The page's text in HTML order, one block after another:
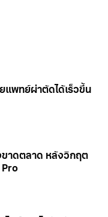
แพทย์ผ่าตัดได้เร็วขึ้น
ขาดตลาด หลังวิกฤต
Pro